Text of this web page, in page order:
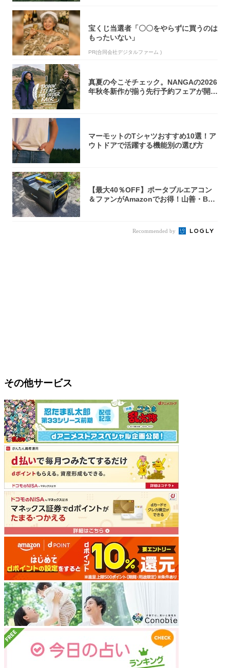
宝くじ当選者「〇〇をやらずに買うのは
もったいない」
PR(合同会社デジタルファーム )
真夏の今こそチェック。NANGAの2026
年秋冬新作が揃う先行予約フェアが開催
マーモットのTシャツおすすめ10選！ア
ウトドアで活躍する機能別の選び方
【最大40％OFF】ポータブルエアコン
＆ファンがAmazonでお得！山善・Bo
Recommended by
その他サービス